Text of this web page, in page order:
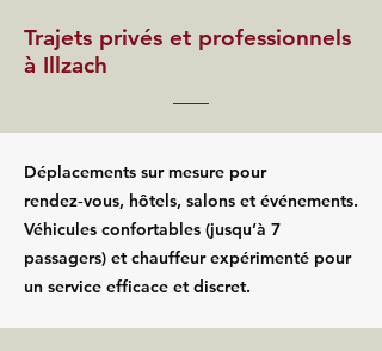
Trajets privés et professionnels
à Illzach
Déplacements sur mesure pour
rendez‑vous, hôtels, salons et événements.
Véhicules confortables (jusqu’à 7
passagers) et chauffeur expérimenté pour
un service efficace et discret.